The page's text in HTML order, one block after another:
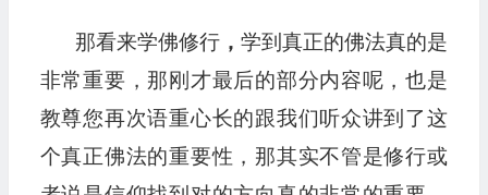
那看来学佛修行， 学到真正的佛法真的是
非常重要，那刚才最后的部分内容呢，也是
教尊您再次语重心长的跟我们听众讲到了这
个真正佛法的重要性，那其实不管是修行或